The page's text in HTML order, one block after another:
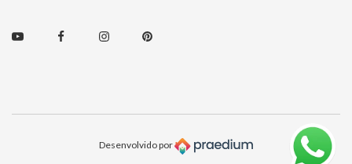
Youtube FacebookInstagramPinterest
Desenvolvido por